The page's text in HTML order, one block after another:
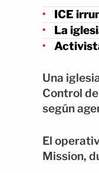
ICE
La
Una
Control
según
El
Mission,